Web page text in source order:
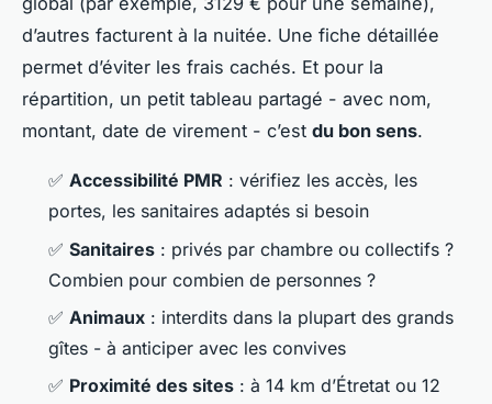
d’autres facturent à la nuitée. Une fiche détaillée
permet d’éviter les frais cachés. Et pour la
répartition, un petit tableau partagé - avec nom,
montant, date de virement - c’est du bon sens.
✅ Accessibilité PMR : vérifiez les accès, les
portes, les sanitaires adaptés si besoin
✅ Sanitaires : privés par chambre ou collectifs ?
Combien pour combien de personnes ?
✅ Animaux : interdits dans la plupart des grands
gîtes - à anticiper avec les convives
✅ Proximité des sites : à 14 km d’Étretat ou 12